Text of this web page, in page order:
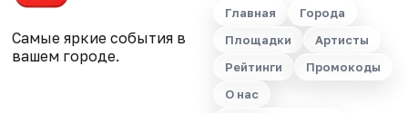
Самые яркие события в
вашем городе.
Главная
Города
Площадки
Артисты
Рейтинги
Промокоды
О нас